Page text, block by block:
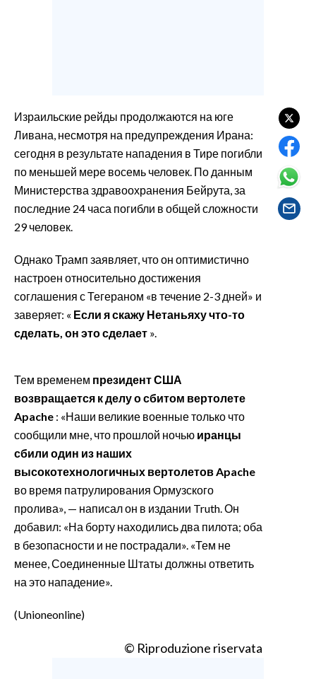
FOTO
VIDEO
INFO AZIENDE
ABBONATI
ANNUNCI
NECROLOGI
PUBBLICITÀ
SPIAGGE
STORE
Израильские рейды продолжаются на юге
Ливана, несмотря на предупреждения Ирана:
сегодня в результате нападения в Тире погибли
по меньшей мере восемь человек. По данным
Министерства здравоохранения Бейрута, за
последние 24 часа погибли в общей сложности
29 человек.
Однако Трамп заявляет, что он оптимистично
настроен относительно достижения
соглашения с Тегераном «в течение 2-3 дней» и
заверяет: « Если я скажу Нетаньяху что-то
сделать, он это сделает ».
Тем временем президент США
возвращается к делу о сбитом вертолете
Apache : «Наши великие военные только что
сообщили мне, что прошлой ночью иранцы
сбили один из наших
высокотехнологичных вертолетов Apache
во время патрулирования Ормузского
пролива», — написал он в издании Truth. Он
добавил: «На борту находились два пилота; оба
в безопасности и не пострадали». «Тем не
менее, Соединенные Штаты должны ответить
на это нападение».
(Unioneonline)
© Riproduzione riservata